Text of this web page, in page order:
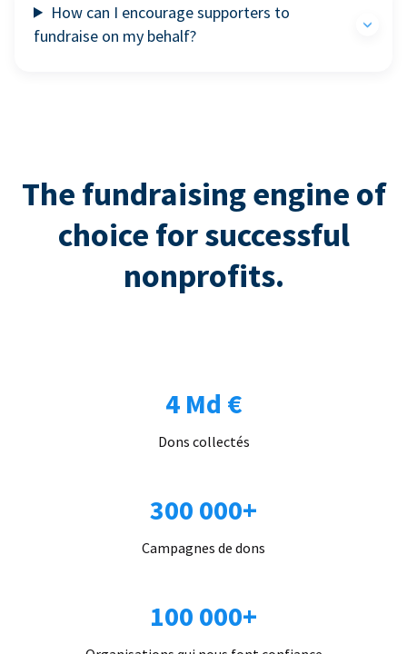
How can I encourage supporters to
fundraise on my behalf?
The fundraising engine of
choice for successful
nonprofits.
4 Md €
Dons collectés
300 000+
Campagnes de dons
100 000+